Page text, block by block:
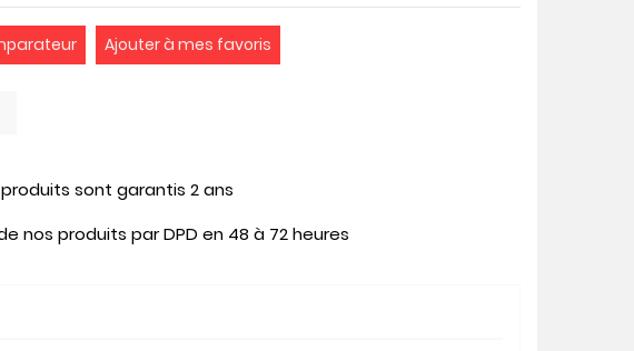
Ajouter à mes favoris
sont garantis 2 ans
nos produits par DPD en 48 à 72 heures